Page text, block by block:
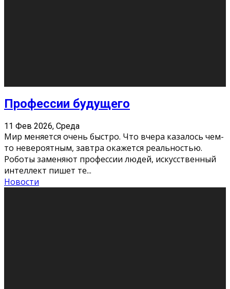
Как бороться со стрессом
11 Фев 2026, Среда
Стресс – нормальная реакция организма, когда
факторов, воздействующих на твой организм
больше, чем ресурсов. Есть советы, как бороться со
стрессовым состояни
Новости